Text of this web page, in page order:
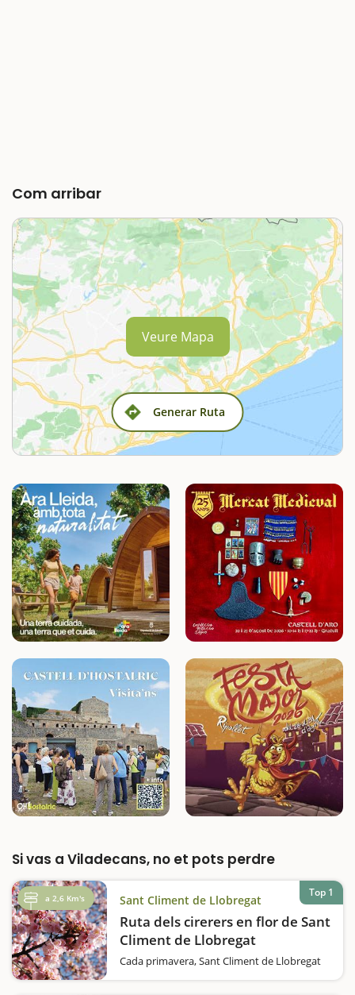
Com arribar
Generar Ruta
Veure Mapa
Si vas a Viladecans, no et pots perdre
a 2,6 Km's Sant Climent de Llobregat
Ruta dels cirerers en flor de Sant
Climent de Llobregat
Cada primavera, Sant Climent de Llobregat
Top 1